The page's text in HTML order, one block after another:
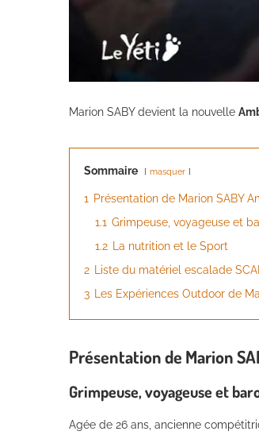
Marion SABY devient la nouvelle
Sommaire masquer
1
Présentation de Marion SABY
1.1 Grimpeuse, voyageuse et
1.2
La nutrition et le Sport
2
Liste du matériel escalade
3
Les Expériences Outdoor de
Présentation de Marion
Grimpeuse, voyageuse et
Agée de 26 ans, ancienne